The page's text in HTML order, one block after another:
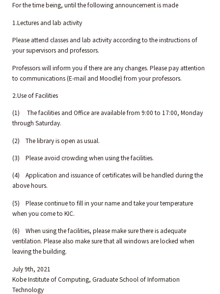
For the time being, until the following announcement is made
1.Lectures and lab activity
Please attend classes and lab activity according to the instructions of
your supervisors and professors.
Professors will inform you if there are any changes. Please pay attention
to communications (E-mail and Moodle) from your professors.
2.Use of Facilities
(1) The facilities and Office are available from 9:00 to 17:00, Monday
through Saturday.
(2) The library is open as usual.
(3) Please avoid crowding when using the facilities.
(4) Application and issuance of certificates will be handled during the
above hours.
(5) Please continue to fill in your name and take your temperature
when you come to KIC.
(6) When using the facilities, please make sure there is adequate
ventilation. Please also make sure that all windows are locked when
leaving the building.
July 9th, 2021
Kobe Institute of Computing, Graduate School of Information
Technology